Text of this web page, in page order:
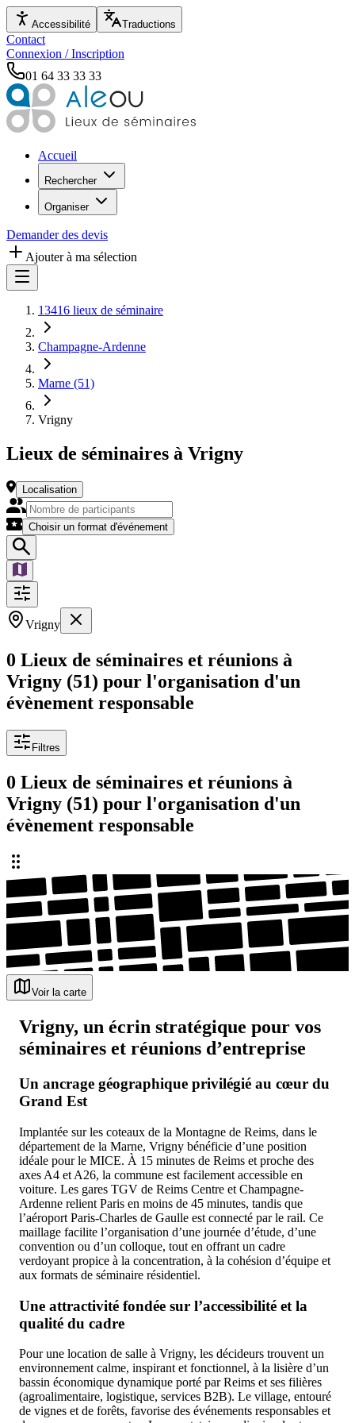
Accessibilité Traductions
Contact
Connexion / Inscription
01 64 33 33 33
Accueil
Rechercher
Organiser
Demander des devis
Ajouter à ma sélection
13416 lieux de séminaire
Champagne-Ardenne
Marne (51)
Vrigny
Lieux de séminaires à Vrigny
Localisation
Choisir un format d'événement
Vrigny
0 Lieux de séminaires et réunions à
Vrigny (51) pour l'organisation d'un
évènement responsable
Filtres
0 Lieux de séminaires et réunions à
Vrigny (51) pour l'organisation d'un
évènement responsable
Voir la carte
Vrigny, un écrin stratégique pour vos
séminaires et réunions d’entreprise
Un ancrage géographique privilégié au cœur du
Grand Est
Implantée sur les coteaux de la Montagne de Reims, dans le
département de la Marne, Vrigny bénéficie d’une position
idéale pour le MICE. À 15 minutes de Reims et proche des
axes A4 et A26, la commune est facilement accessible en
voiture. Les gares TGV de Reims Centre et Champagne-
Ardenne relient Paris en moins de 45 minutes, tandis que
l’aéroport Paris-Charles de Gaulle est connecté par le rail. Ce
maillage facilite l’organisation d’une journée d’étude, d’une
convention ou d’un colloque, tout en offrant un cadre
verdoyant propice à la concentration, à la cohésion d’équipe et
aux formats de séminaire résidentiel.
Une attractivité fondée sur l’accessibilité et la
qualité du cadre
Pour une location de salle à Vrigny, les décideurs trouvent un
environnement calme, inspirant et fonctionnel, à la lisière d’un
bassin économique dynamique porté par Reims et ses filières
(agroalimentaire, logistique, services B2B). Le village, entouré
de vignes et de forêts, favorise des événements responsables et